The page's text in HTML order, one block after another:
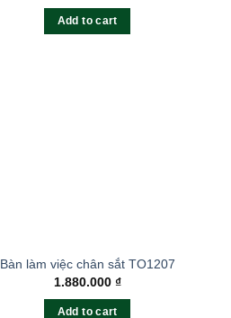
Add to cart
Bàn làm việc chân sắt TO1207
1.880.000 ₫
Add to cart